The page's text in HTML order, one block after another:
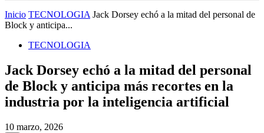
Inicio TECNOLOGIA Jack Dorsey echó a la mitad del personal de
Block y anticipa...
TECNOLOGIA
Jack Dorsey echó a la mitad del personal
de Block y anticipa más recortes en la
industria por la inteligencia artificial
10 marzo, 2026